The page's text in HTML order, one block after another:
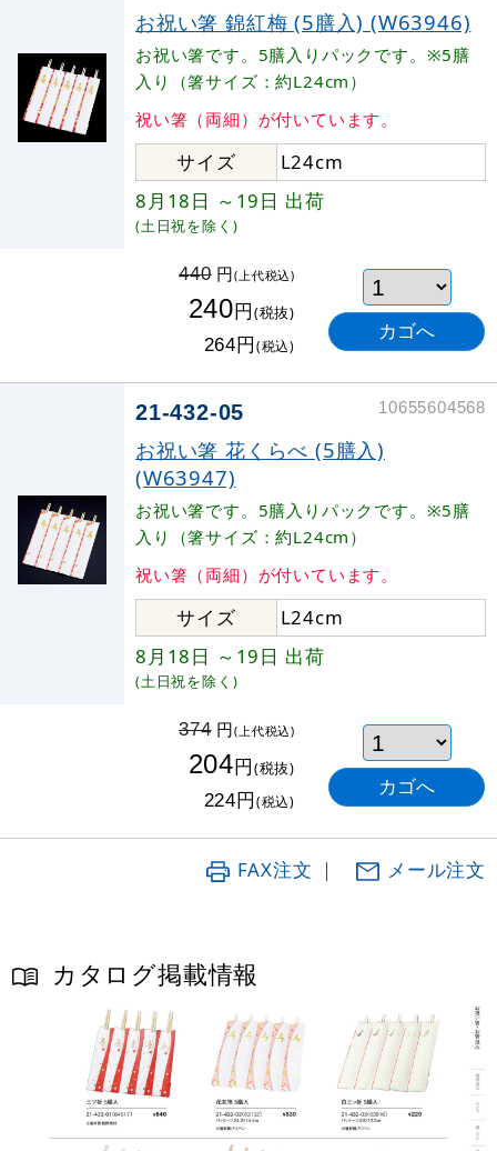
お祝い箸 錦紅梅 (5膳入) (W63946)
お祝い箸です。5膳入りパックです。※5膳
入り（箸サイズ：約L24cm）
祝い箸（両細）が付いています。
サイズ
L24cm
8月18日 ～19日 出荷
(土日祝を除く)
440円(上代税込)
240円(税抜)
264円(税込)
21-432-05 10655604568
お祝い箸 花くらべ (5膳入)
(W63947)
お祝い箸です。5膳入りパックです。※5膳
入り（箸サイズ：約L24cm）
祝い箸（両細）が付いています。
サイズ
L24cm
8月18日 ～19日 出荷
(土日祝を除く)
374円(上代税込)
204円(税抜)
224円(税込)
FAX注文 ｜ メール注文
カタログ掲載情報